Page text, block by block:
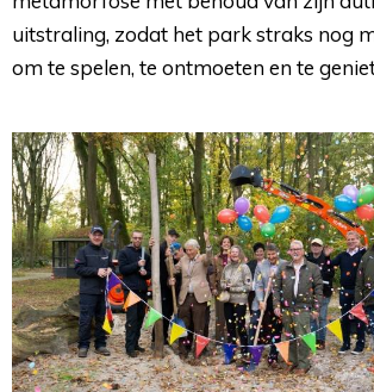
uitstraling, zodat het park straks nog
om te spelen, te ontmoeten en te